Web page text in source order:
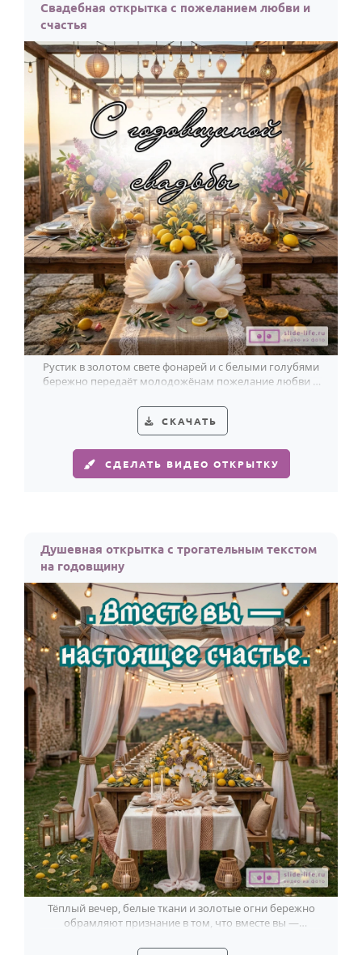
Свадебная открытка с пожеланием любви и
счастья
Рустик в золотом свете фонарей и с белыми голубями
бережно передаёт молодожёнам пожелание любви и
СКАЧАТЬ
СДЕЛАТЬ ВИДЕО ОТКРЫТКУ
Душевная открытка с трогательным текстом
на годовщину
Тёплый вечер, белые ткани и золотые огни бережно
обрамляют признание в том, что вместе вы —